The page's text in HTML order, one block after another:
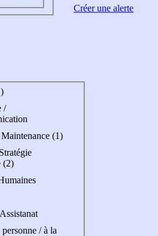
/
(1)
(2)
/ à la
Créer une alerte